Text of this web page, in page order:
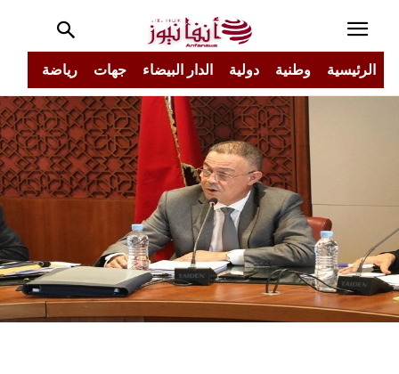
الرئيسية وطنية دولية الدار البيضاء جهات رياضة